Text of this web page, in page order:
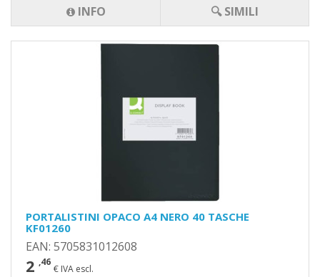
INFO 🔍 SIMILI
PORTALISTINI OPACO A4 NERO 40 TASCHE
KF01260
EAN: 5705831012608
2 ,46
€ IVA escl.